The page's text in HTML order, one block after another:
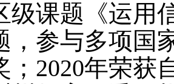
级课题《运用
，参与多项国
；2020年荣获